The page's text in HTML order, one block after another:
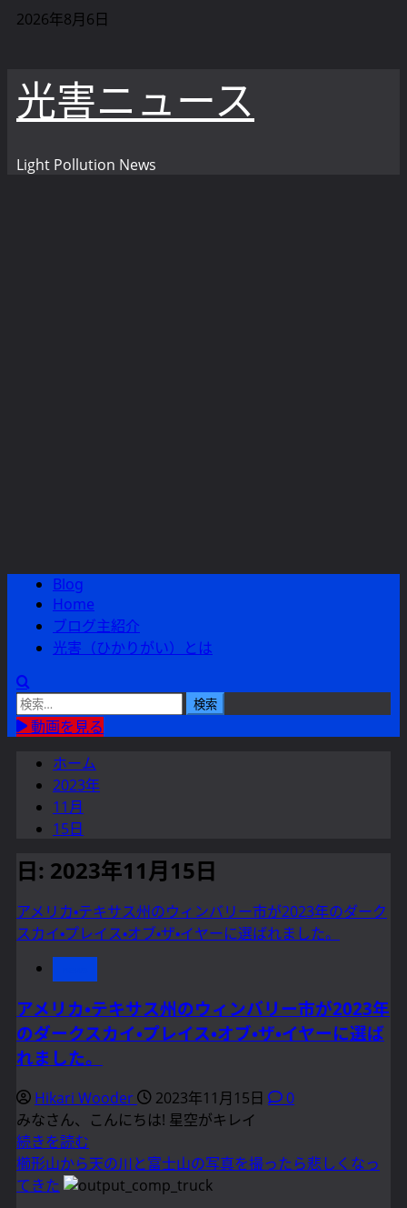
内
キ
ッ
2026年8月6日
光害ニュース
Light Pollution News
ニ
ュ
ー
Blog
Home
ブログ主紹介
光害（ひかりがい）とは
検
索:動画を見る
ホーム
2023年
11月
15日
日: 2023年11月15日
アメリカ・テキサス州のウィンバリー市が2023年のダーク
スカイ・プレイス・オブ・ザ・イヤーに選ばれました。
アメリカ・テキサス州のウィンバリー市が2023年
のダークスカイ・プレイス・オブ・ザ・イヤーに選ば
れました。
Hikari Wooder 2023年11月15日
0
みなさん、こんにちは! 星空がキレイ
続きを読む
メ
リ
櫛形山から天の川と富士山の写真を撮ったら悲しくなっ
てきた